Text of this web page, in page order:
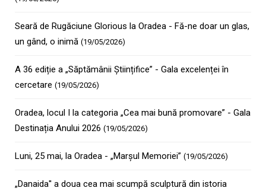
Seară de Rugăciune Glorious la Oradea - Fă-ne doar un glas,
un gând, o inimă (19/05/2026)
A 36 ediție a „Săptămânii Științifice” - Gala excelenței în
cercetare (19/05/2026)
Oradea, locul I la categoria „Cea mai bună promovare” - Gala
Destinația Anului 2026 (19/05/2026)
Luni, 25 mai, la Oradea - „Marșul Memoriei” (19/05/2026)
„Danaida'' a doua cea mai scumpă sculptură din istoria